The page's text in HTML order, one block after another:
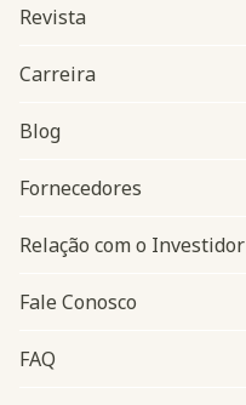
Navegação do rodapé
Revista
Carreira
Blog
Fornecedores
Relação com o Investidor
Fale Conosco
FAQ